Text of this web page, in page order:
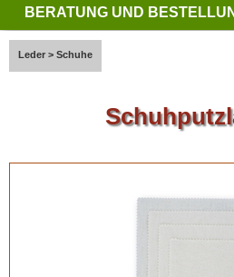
BERATUNG UND
Leder > Schuhe